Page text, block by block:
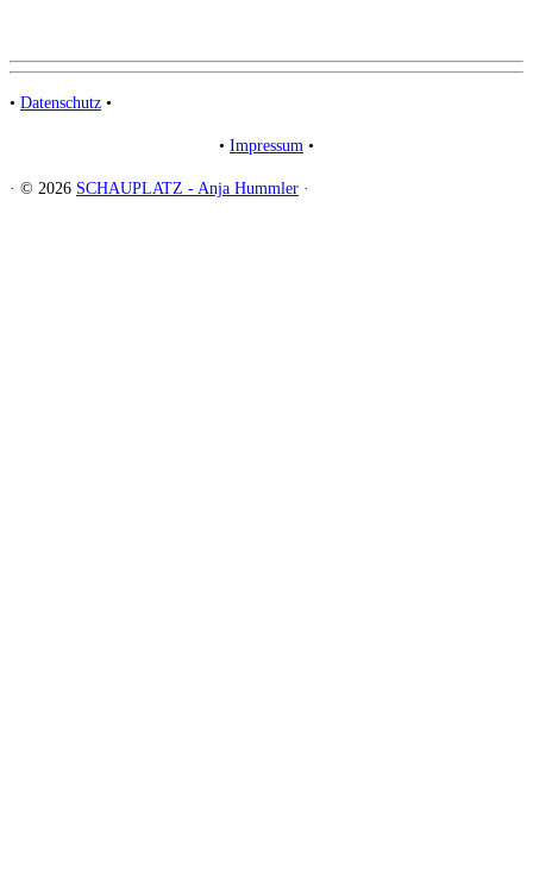
• Datenschutz •
• Impressum •
· © 2026 SCHAUPLATZ - Anja Hummler ·